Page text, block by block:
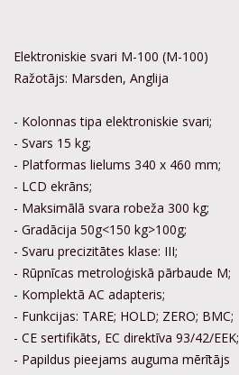
Elektroniskie svari M-100 (M-100)
Ražotājs: Marsden, Anglija
- Kolonnas tipa elektroniskie svari;
- Svars 15 kg;
- Platformas lielums 340 x 460 mm;
- LCD ekrāns;
- Maksimālā svara robeža 300 kg;
- Gradācija 50g<150 kg>100g;
- Svaru precizitātes klase: III;
- Rūpnīcas metroloģiskā pārbaude M;
- Komplektā AC adapteris;
- Funkcijas: TARE; HOLD; ZERO; BMC;
- CE sertifikāts, EC direktīva 93/42/EEK;
- Papildus pieejams auguma mērītājs